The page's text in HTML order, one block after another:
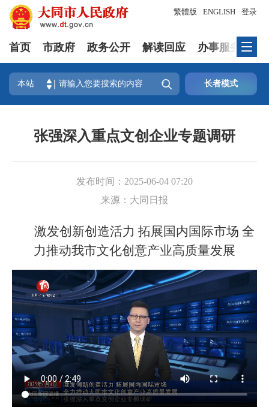
登录
繁體版 ENGLISH
首页 市政府 政务公开 解读回应 办事服务
本站  长者模式
张强深入重点文创企业专题调研
发布时间： 2025-06-04 07:20
来源： 大同日报
激发创新创造活力 拓展国内国际市场 全
力推动我市文化创意产业高质量发展